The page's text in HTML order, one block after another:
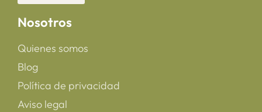
Nosotros
Quienes somos
Blog
Política de privacidad
Aviso legal